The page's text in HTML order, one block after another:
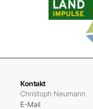
Kontakt
Christoph Neumann
E-Mail